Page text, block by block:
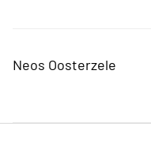
Neos Oosterzele